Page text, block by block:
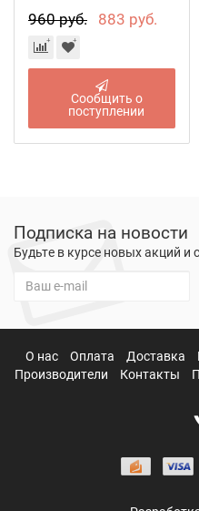
960 руб. 883 руб.
Сообщить о
поступлении
Подписка на новости
Будьте в курсе новых акций и
О нас Оплата Доставка
Производители
Контакты